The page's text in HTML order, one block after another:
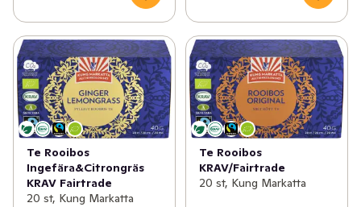
Te Rooibos
Ingefära&Citrongräs
KRAV Fairtrade
20 st, Kung Markatta
Te Rooibos
KRAV/Fairtrade
20 st, Kung Markatta